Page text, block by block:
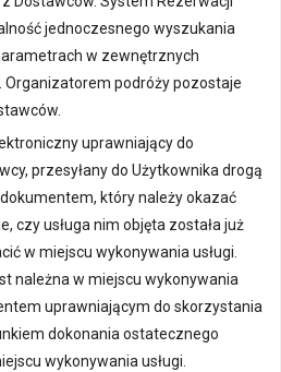
jednoczesnego wyszukania
w zewnętrznych
podróży pozostaje
uprawniający do
przesyłany do Użytkownika drogą
który należy okazać
czy usługa nim objęta została już
w miejscu wykonywania usługi.
należna w miejscu wykonywania
uprawniającym do skorzystania
dokonania ostatecznego
wykonywania usługi.